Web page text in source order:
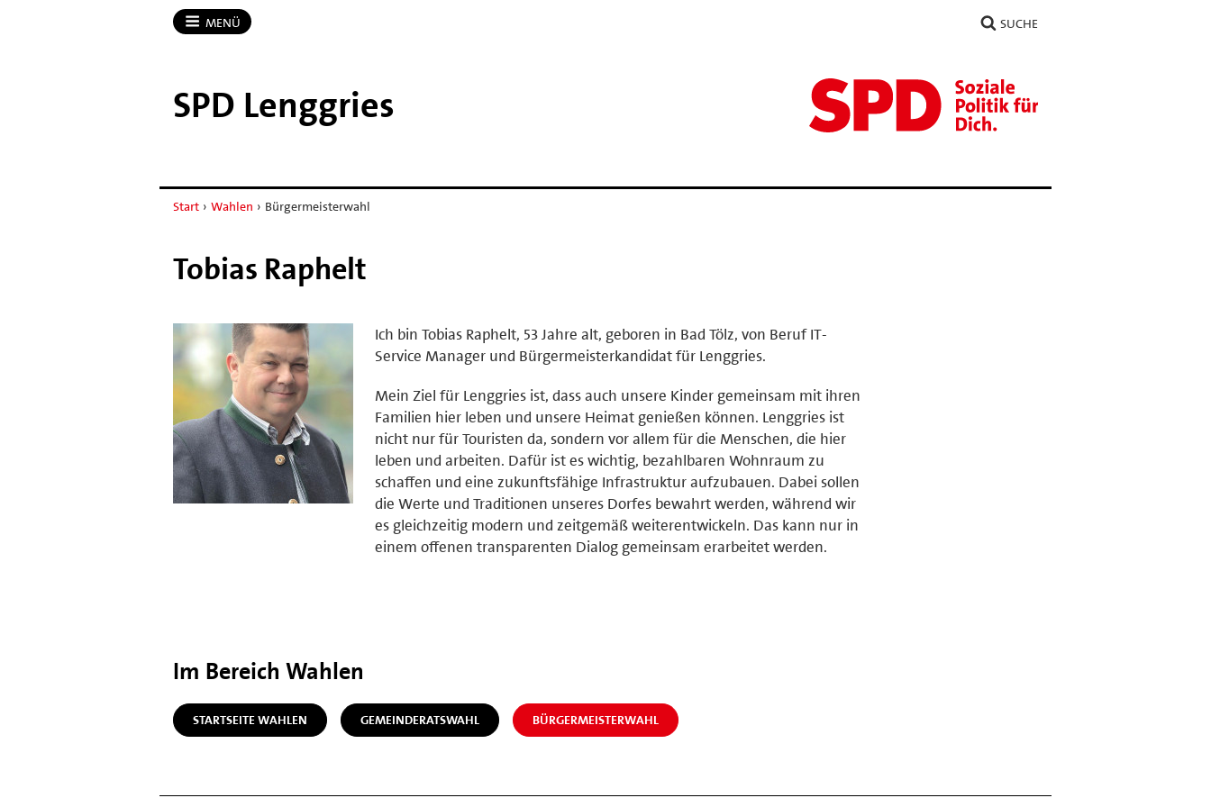
MENÜ SUCHE
SPD Lenggries
Start › Wahlen › Bürgermeisterwahl
Tobias Raphelt
Ich bin Tobias Raphelt, 53 Jahre alt, geboren in Bad Tölz, von Beruf IT-
Service Manager und Bürgermeisterkandidat für Lenggries.
Mein Ziel für Lenggries ist, dass auch unsere Kinder gemeinsam mit ihren
Familien hier leben und unsere Heimat genießen können. Lenggries ist
nicht nur für Touristen da, sondern vor allem für die Menschen, die hier
leben und arbeiten. Dafür ist es wichtig, bezahlbaren Wohnraum zu
schaffen und eine zukunftsfähige Infrastruktur aufzubauen. Dabei sollen
die Werte und Traditionen unseres Dorfes bewahrt werden, während wir
es gleichzeitig modern und zeitgemäß weiterentwickeln. Das kann nur in
einem offenen transparenten Dialog gemeinsam erarbeitet werden.
Im Bereich Wahlen
STARTSEITE WAHLEN GEMEINDERATSWAHL BÜRGERMEISTERWAHL